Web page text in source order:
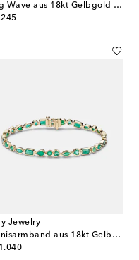
Ring Wave aus 18kt Gelbgold mit Diamant
price
Jewelry
Tennisarmband aus 18kt Gelbgold mit Smaragden
price